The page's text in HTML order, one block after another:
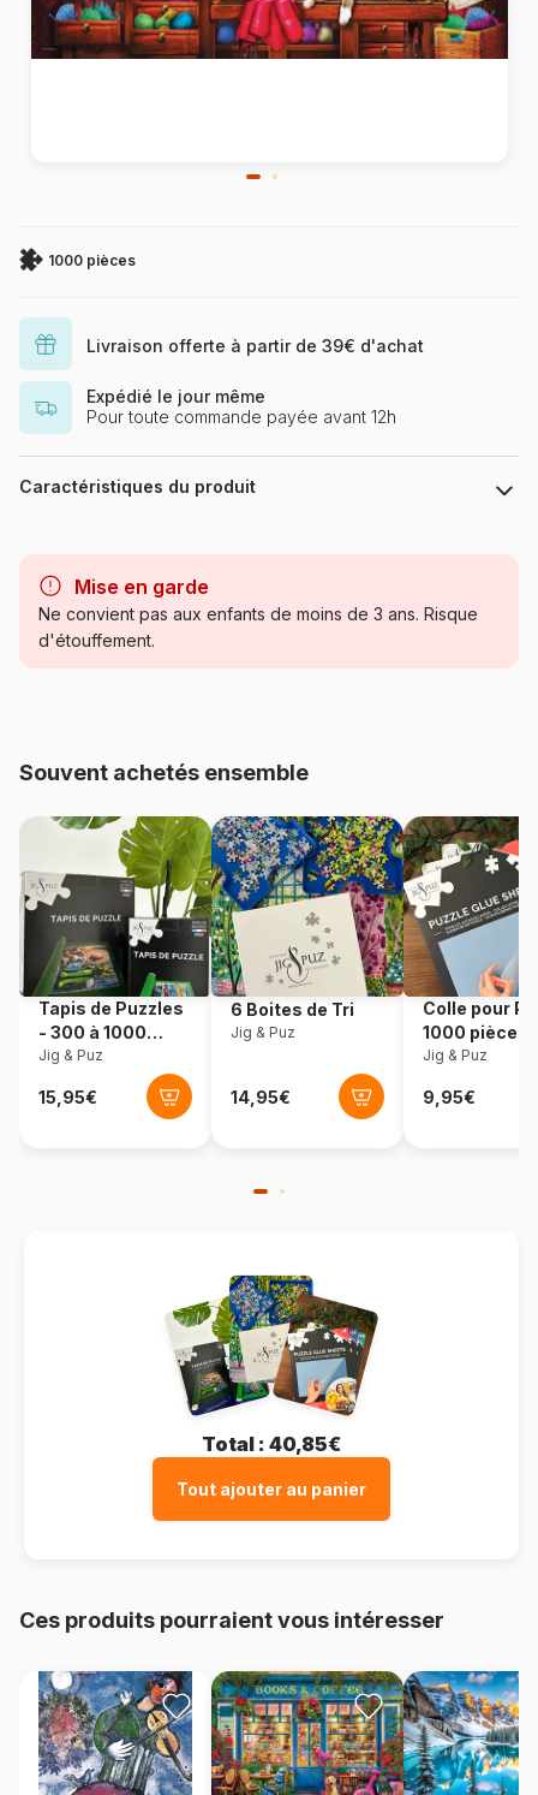
1000 pièces
Livraison offerte à partir de 39€ d'achat
Expédié le jour même
Pour toute commande payée avant 12h
Caractéristiques du produit
Catégorie Puzzles - Déco et Objets
Référence Eurographics-6000-5347
EAN 628136653473
Nombre de pièces 1000 pièces
Dimensions 68 x 49 cm
Mise en garde
Ne convient pas aux enfants de moins de 3 ans. Risque
d'étouffement.
Souvent achetés ensemble
Tapis de Puzzles
- 300 à 1000
pièces
Jig & Puz
6 Boites de Tri
Jig & Puz
Colle pour
1000 pièces
Jig & Puz
Total : 40,85€
Tout ajouter au panier
Ces produits pourraient vous intéresser